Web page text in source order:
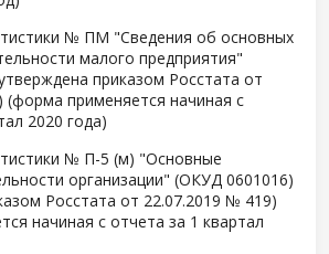
№ ПМ "Сведения об основных
малого предприятия"
приказом Росстата от
(форма применяется начиная с
2020 года)
№ П-5 (м) "Основные
организации" (ОКУД 0601016)
Росстата от 22.07.2019 № 419)
начиная с отчета за 1 квартал